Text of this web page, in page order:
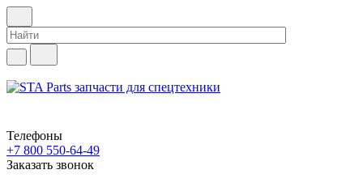
Телефоны
+7 800 550-64-49
Заказать звонок